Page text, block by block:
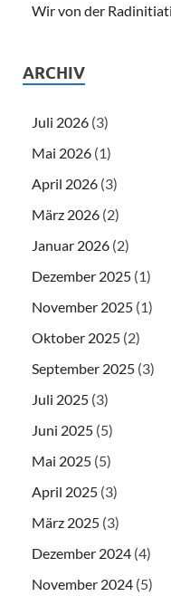
Wir von der
ARCHIV
Juli 2026 (3)
Mai 2026 (1)
April 2026 (3)
März 2026 (2)
Januar 2026 (2)
Dezember 2025 (1)
November 2025 (1)
Oktober 2025 (2)
September 2025 (3)
Juli 2025 (3)
Juni 2025 (5)
Mai 2025 (5)
April 2025 (3)
März 2025 (3)
Dezember 2024 (4)
November 2024 (5)